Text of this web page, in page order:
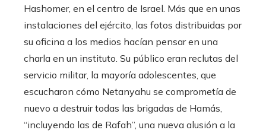
Hashomer, en el centro de Israel. Más que en unas
instalaciones del ejército, las fotos distribuidas por
su oficina a los medios hacían pensar en una
charla en un instituto. Su público eran reclutas del
servicio militar, la mayoría adolescentes, que
escucharon cómo Netanyahu se comprometía de
nuevo a destruir todas las brigadas de Hamás,
“incluyendo las de Rafah”, una nueva alusión a la